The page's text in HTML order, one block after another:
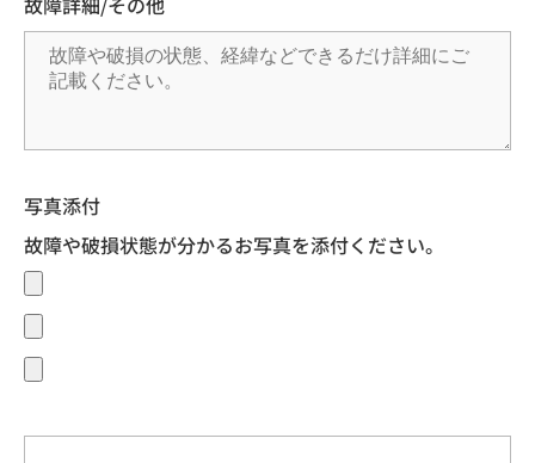
写真添付
故障や破損状態が分かるお写真を添付ください。